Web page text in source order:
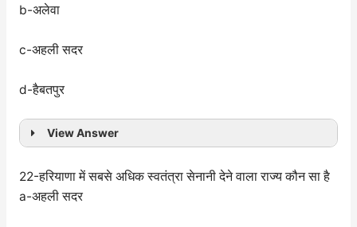
b-अलेवा
c-अहली सदर
d-हैबतपुर
View Answer
22-हरियाणा में सबसे अधिक स्वतंत्रा सेनानी देने वाला राज्य कौन सा है
a-अहली सदर